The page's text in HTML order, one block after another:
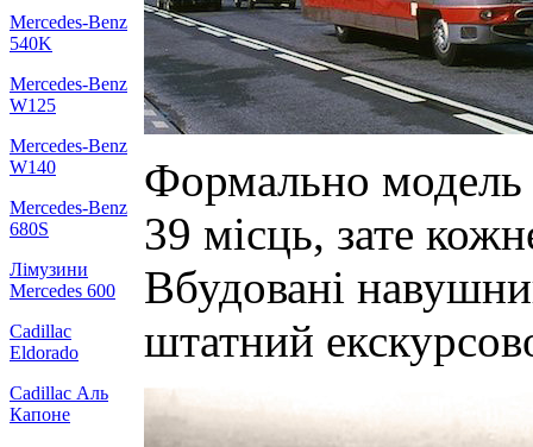
Mercedes-Benz
540K
Mercedes-Benz
W125
Mercedes-Benz
W140
Mercedes-Benz
680S
Лімузини
Mercedes 600
Cadillac
Eldorado
Cadillac Аль
Капоне
Формально модель
39 місць, зате
Вбудовані
штатний